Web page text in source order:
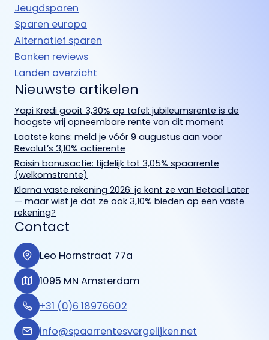
Jeugdsparen
Sparen europa
Alternatief sparen
Banken reviews
Landen overzicht
Nieuwste artikelen
Yapi Kredi gooit 3,30% op tafel: jubileumsrente is de
hoogste vrij opneembare rente van dit moment
Laatste kans: meld je vóór 9 augustus aan voor
Revolut’s 3,10% actierente
Raisin bonusactie: tijdelijk tot 3,05% spaarrente
(welkomstrente)
Klarna vaste rekening 2026: je kent ze van Betaal Later
— maar wist je dat ze ook 3,10% bieden op een vaste
rekening?
Contact
Leo Hornstraat 77a
1095 MN Amsterdam
+31 (0)6 18976602
info@spaarrentesvergelijken.net